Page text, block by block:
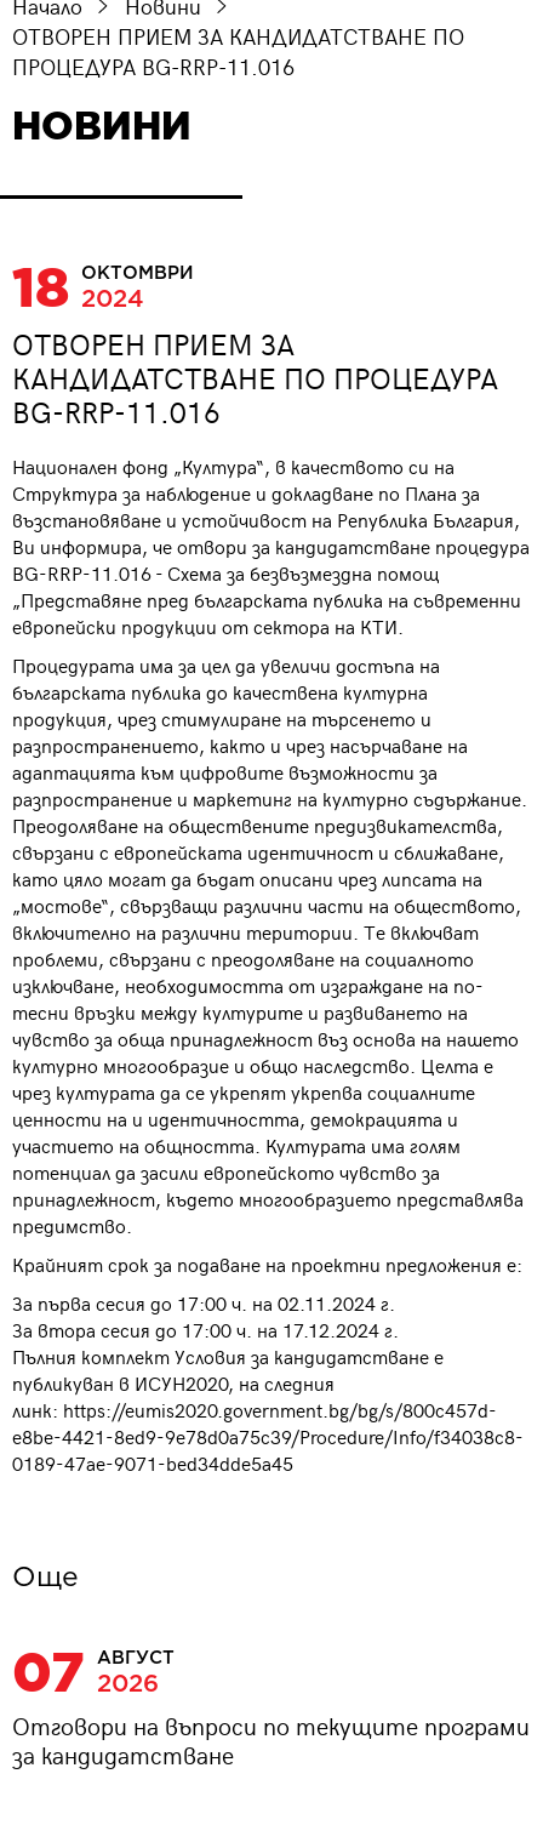
ОТВОРЕН ПРИЕМ ЗА КАНДИДАТСТВАНЕ ПО
ПРОЦЕДУРА BG-RRP-11.016
НОВИНИ
18 ОКТОМВРИ
2024
ОТВОРЕН ПРИЕМ ЗА
КАНДИДАТСТВАНЕ ПО ПРОЦЕДУРА
BG-RRP-11.016
Национален фонд „Култура“, в качеството си на
Структура за наблюдение и докладване по Плана за
възстановяване и устойчивост на Република България,
Ви информира, че отвори за кандидатстване процедура
BG-RRP-11.016 - Схема за безвъзмездна помощ
„Представяне пред българската публика на съвременни
европейски продукции от сектора на КТИ.
Процедурата има за цел да увеличи достъпа на
българската публика до качествена културна
продукция, чрез стимулиране на търсенето и
разпространението, както и чрез насърчаване на
адаптацията към цифровите възможности за
разпространение и маркетинг на културно съдържание.
Преодоляване на обществените предизвикателства,
свързани с европейската идентичност и сближаване,
като цяло могат да бъдат описани чрез липсата на
„мостове“, свързващи различни части на обществото,
включително на различни територии. Те включват
проблеми, свързани с преодоляване на социалното
изключване, необходимостта от изграждане на по-
тесни връзки между културите и развиването на
чувство за обща принадлежност въз основа на нашето
културно многообразие и общо наследство. Целта е
чрез културата да се укрепят укрепва социалните
ценности на и идентичността, демокрацията и
участието на общността. Културата има голям
потенциал да засили европейското чувство за
принадлежност, където многообразието представлява
предимство.
Крайният срок за подаване на проектни предложения е:
За първа сесия до 17:00 ч. на 02.11.2024 г.
За втора сесия до 17:00 ч. на 17.12.2024 г.
Пълния комплект Условия за кандидатстване е
публикуван в ИСУН2020, на следния
линк: https://eumis2020.government.bg/bg/s/800c457d-
e8be-4421-8ed9-9e78d0a75c39/Procedure/Info/f34038c8-
0189-47ae-9071-bed34dde5a45
Oще
07 АВГУСТ
2026
Отговори на въпроси по текущите програми
за кандидатстване